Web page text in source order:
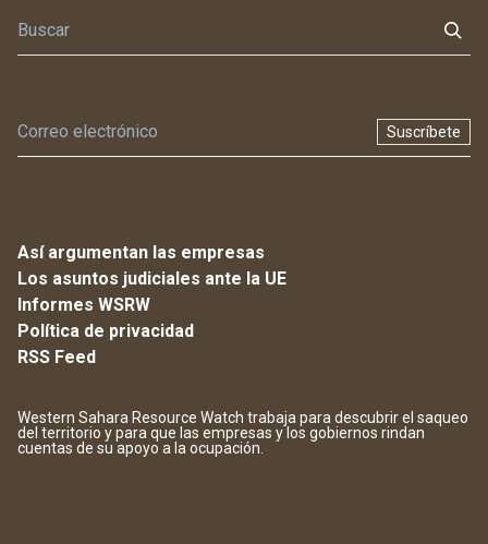
Suscríbete
Así argumentan las empresas
Los asuntos judiciales ante la UE
Informes WSRW
Política de privacidad
RSS Feed
Western Sahara Resource Watch trabaja para descubrir el saqueo
del territorio y para que las empresas y los gobiernos rindan
cuentas de su apoyo a la ocupación.